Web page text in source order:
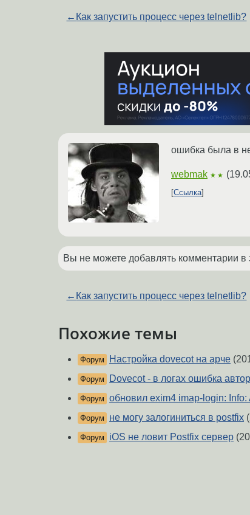
← Как запустить процесс через telnetlib?
ошибка была в
webmak ★★ (
Ссылка
Вы не можете добавлять комментарии
← Как запустить процесс через telnetlib?
Похожие темы
Форум Настройка dovecot на арче
Форум Dovecot - в логах ошибка
Форум обновил exim4 imap-login: Info:
Форум не могу залогиниться в postfix
Форум iOS не ловит Postfix сервер